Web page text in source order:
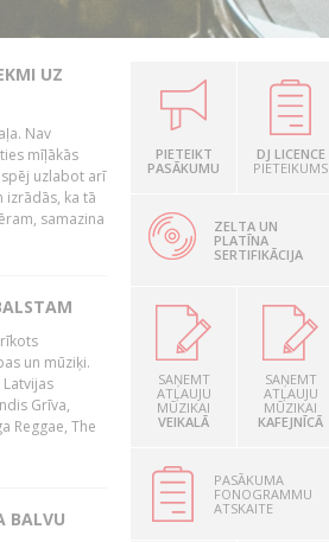
UZ
Nav
mīļākās
uzlabot arī
izrādās, ka tā
samazina
un mūziķi.
Grīva,
Reggae, The
BALVU
PIETEIKT
PASĀKUMU
DJ LICENCE
PIETEIKUMS
ZELTA UN
PLATĪNA
SERTIFIKĀCIJA
SAŅEMT
ATĻAUJU
MŪZIKAI
VEIKALĀ
SAŅEMT
ATĻAUJU
MŪZIKAI
KAFEJNĪCĀ
PASĀKUMA
FONOGRAMMU
ATSKAITE